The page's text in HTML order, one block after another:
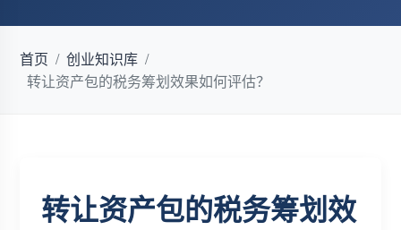
首页 / 创业知识库 /
转让资产包的税务筹划效果如何评估？
转让资产包的税务筹划效